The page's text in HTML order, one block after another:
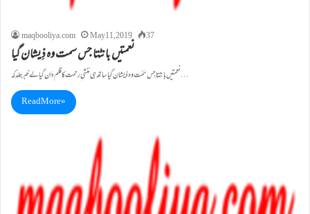
maqbooliya.com May 11, 2019 37
نعمتیں بانٹتا جس سمت وہ ذِیشان گیا
نعمتیں بانٹتا جِس سَمْت وہ ذِیشان گیا ساتھ ہی مُنشِیِ رحمت کا قلم دَان گیا لے خبر جلد کہ…
Read More »